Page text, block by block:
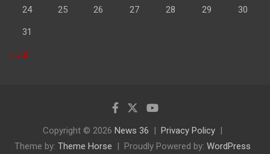
24 25 26 27 28 29 30
31
« Jul
Copyright © 2026 News 36
Privacy Policy
Theme by: Theme Horse Proudly Powered by: WordPress